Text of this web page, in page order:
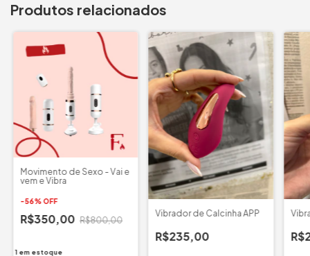
Produtos relacionados
Movimento de Sexo - Vai e
vem e Vibra
-56%OFF
R$350,00 R$800,00
1 em estoque
Vibrador de Calcinha APP
R$235,00